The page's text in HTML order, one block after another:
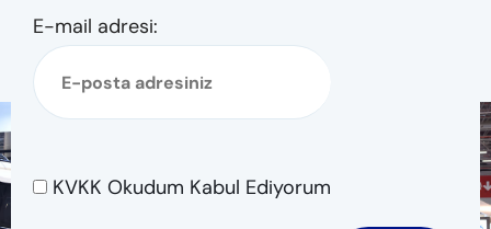
E-mail adresi:
KVKK Okudum Kabul Ediyorum